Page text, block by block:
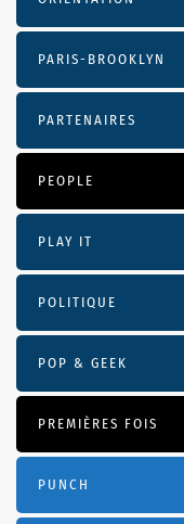
PARIS-BROOKLYN
PARTENAIRES
PEOPLE
PLAY IT
POLITIQUE
POP & GEEK
PREMIÈRES FOIS
PUNCH